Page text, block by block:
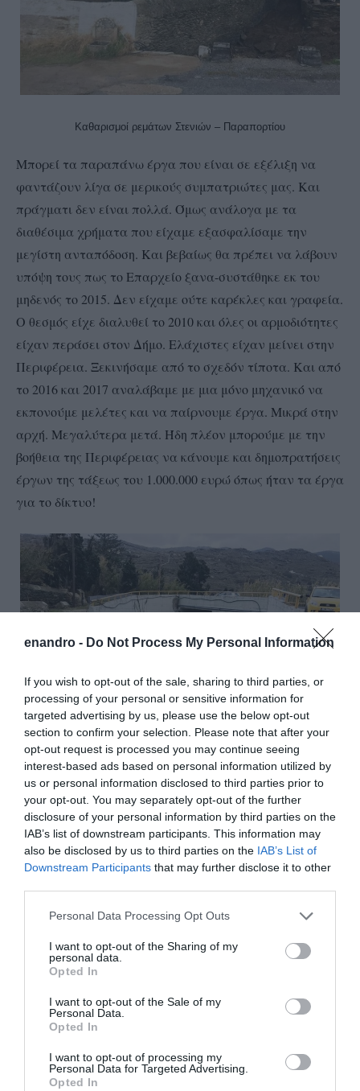
enandro - Do Not Process My Personal Information
If you wish to opt-out of the sale, sharing to third parties, or
processing of your personal or sensitive information for
targeted advertising by us, please use the below opt-out
section to confirm your selection. Please note that after your
opt-out request is processed you may continue seeing
interest-based ads based on personal information utilized by
us or personal information disclosed to third parties prior to
your opt-out. You may separately opt-out of the further
disclosure of your personal information by third parties on the
IAB’s list of downstream participants. This information may
also be disclosed by us to third parties on the IAB’s List of
Downstream Participants that may further disclose it to other
Please note that this website/app uses one or more Google
not limited to your visit or usage behaviour. You may click to
grant or deny consent to Google and its third-party tags to
use your data for below specified purposes in below Google
consent section.
Personal Data Processing Opt Outs
I want to opt-out of the Sharing of my
personal data.
Opted In
I want to opt-out of the Sale of my
Personal Data.
Opted In
I want to opt-out of processing my
Personal Data for Targeted Advertising.
Opted In
Καθαρισμοί ρεμάτων Στενιών – Παραπορτίου
Μπορεί τα παραπάνω έργα που είναι σε εξέλιξη να
φαντάζουν λίγα σε μερικούς συμπατριώτες μας. Και
πράγματι δεν είναι πολλά. Όμως ανάλογα με τα
διαθέσιμα χρήματα που είχαμε εξασφαλίσαμε την
μεγίστη ανταπόδοση. Και βεβαίως θα πρέπει να λάβουν
υπόψη τους πως το Επαρχείο ξανα-συστάθηκε εκ του
μηδενός το 2015. Δεν είχαμε ούτε καρέκλες και γραφεία.
Ο θεσμός είχε διαλυθεί το 2010 και όλες οι αρμοδιότητες
είχαν περάσει στον Δήμο. Ελάχιστες είχαν μείνει στην
Περιφέρεια. Ξεκινήσαμε από το σχεδόν τίποτα. Και από
το 2016 και 2017 αναλάβαμε με μια μόνο μηχανικό να
εκπονούμε μελέτες και να παίρνουμε έργα. Μικρά στην
αρχή. Μεγαλύτερα μετά. Ήδη πλέον μπορούμε με την
βοήθεια της Περιφέρειας να κάνουμε και δημοπρατήσεις
έργων της τάξεως του 1.000.000 ευρώ όπως ήταν τα έργα
για το δίκτυο!
Καθαρισμοί ρεμάτων Στενιών – Παραπορτίου
κάποιοι σχολιαστές. Και οι δρόμοι στην Άρνη και στον
Φελλό και στον Άγιο Πέτρο και στο Γαύριο και πριν το
Μπατσί Υδρούσα είναι. Και χρηματοδοτήσαμε δύο
παιδικές χαρές (Γαύριο-Μπατσί) που δεν έχει ακόμα